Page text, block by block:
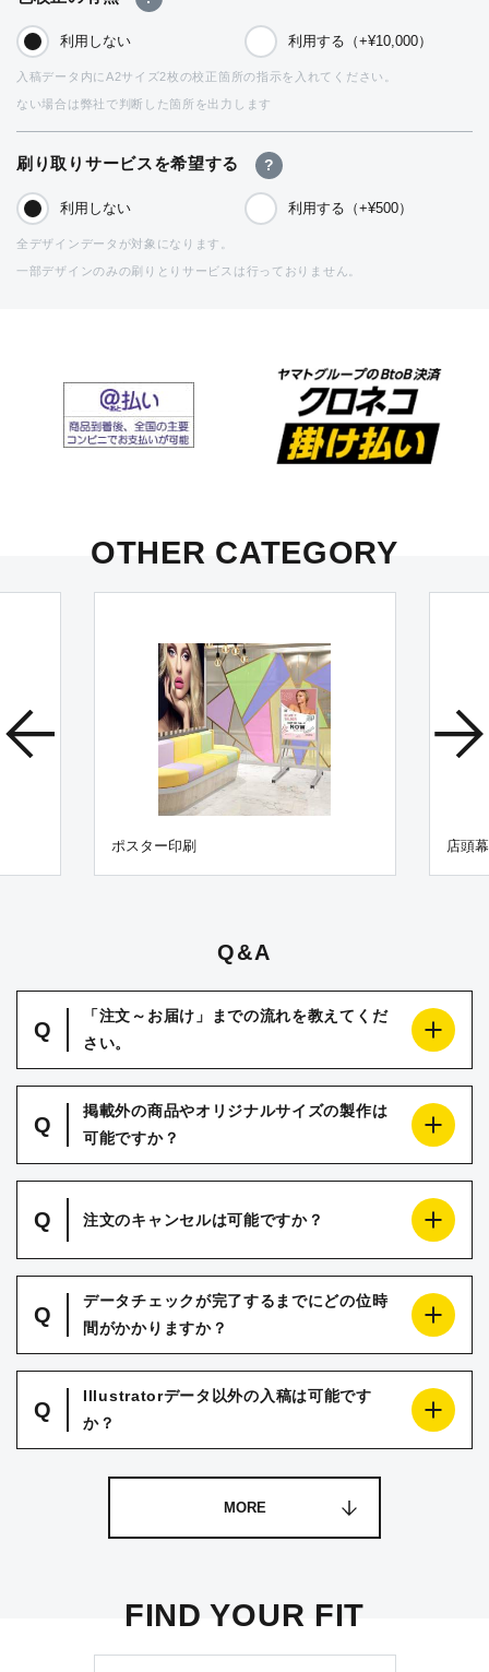
利用しない 利用する（+¥10,000）
入稿データ内にA2サイズ2枚の校正箇所の指示を入れてください。
ない場合は弊社で判断した箇所を出力します
刷り取りサービスを希望する ?
利用しない 利用する（+¥500）
全デザインデータが対象になります。
一部デザインのみの刷りとりサービスは行っておりません。
OTHER CATEGORY
ポスター印刷 店頭
Q&A
Q
「注文～お届け」までの流れを教えてくだ
さい。
Q
掲載外の商品やオリジナルサイズの製作は
可能ですか？
Q 注文のキャンセルは可能ですか？
Q
データチェックが完了するまでにどの位時
間がかかりますか？
Q
Illustratorデータ以外の入稿は可能です
か？
MORE
FIND YOUR FIT